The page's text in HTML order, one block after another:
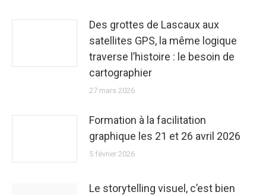
Des grottes de Lascaux aux
satellites GPS, la même logique
traverse l’histoire : le besoin de
cartographier
27 mars 2026
Formation à la facilitation
graphique les 21 et 26 avril 2026
5 février 2026
Le storytelling visuel, c’est bien